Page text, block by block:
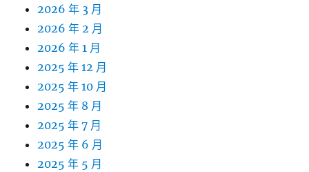
2026 年 3 月
2026 年 2 月
2026 年 1 月
2025 年 12 月
2025 年 10 月
2025 年 8 月
2025 年 7 月
2025 年 6 月
2025 年 5 月